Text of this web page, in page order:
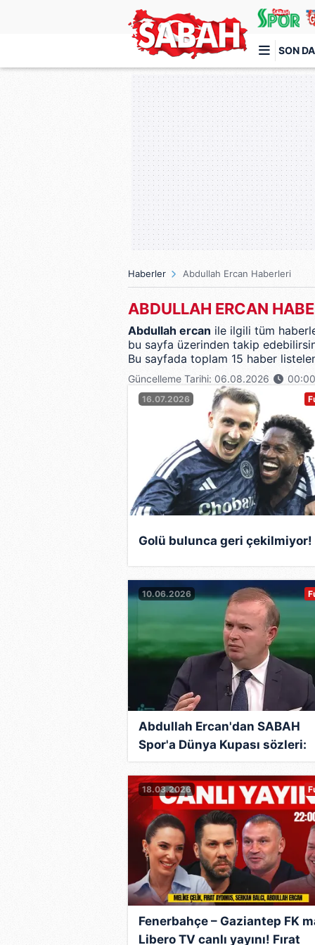
SON
Türkiye'nin en iyi haber sitesi
Haberler Abdullah Ercan Haberleri
ABDULLAH ERCAN
Abdullah ercan ile ilgili tüm
bu sayfa üzerinden takip
Bu sayfada toplam 15 haber
Güncelleme Tarihi: 06.08.2026 00:00
16.07.2026
Golü bulunca geri çekilmiyor!
10.06.2026
Abdullah Ercan'dan SABAH
Spor'a Dünya Kupası sözleri:
"Ayran içtiğim yere
döndüm"
18.03.2026
Fenerbahçe – Gaziantep FK
Libero TV canlı yayını! Fırat